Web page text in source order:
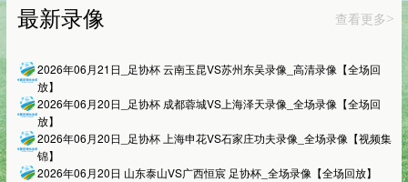
最新录像 查看更多>
2026年06月21日_足协杯 云南玉昆VS苏州东吴录像_高清录像【全场回
放】
2026年06月20日_足协杯 成都蓉城VS上海泽天录像_全场录像【全场回
放】
2026年06月20日_足协杯 上海申花VS石家庄功夫录像_全场录像【视频集
锦】
2026年06月20日 山东泰山VS广西恒宸 足协杯_全场录像【全场回放】